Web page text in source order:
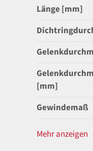
Länge [mm]
[mm]
Gewindemaß
Mehr anzeigen